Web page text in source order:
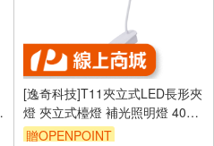
[逸奇科技]T11夾立式LED長形夾
燈 夾立式檯燈 補光照明燈 40個/
組
贈OPENPOINT